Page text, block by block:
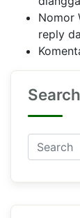
Nomor
reply
Search